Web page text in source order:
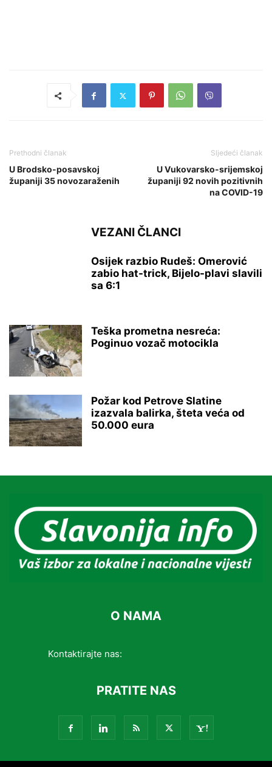
Prethodni članak
U Brodsko-posavskoj
županiji 35 novozaraženih
Sljedeći članak
U Vukovarsko-srijemskoj
županiji 92 novih pozitivnih
na COVID-19
VEZANI ČLANCI
Osijek razbio Rudeš: Omerović
zabio hat-trick, Bijelo-plavi slavili
sa 6:1
Teška prometna nesreća:
Poginuo vozač motocikla
Požar kod Petrove Slatine
izazvala balirka, šteta veća od
50.000 eura
O NAMA
Kontaktirajte nas:
PRATITE NAS